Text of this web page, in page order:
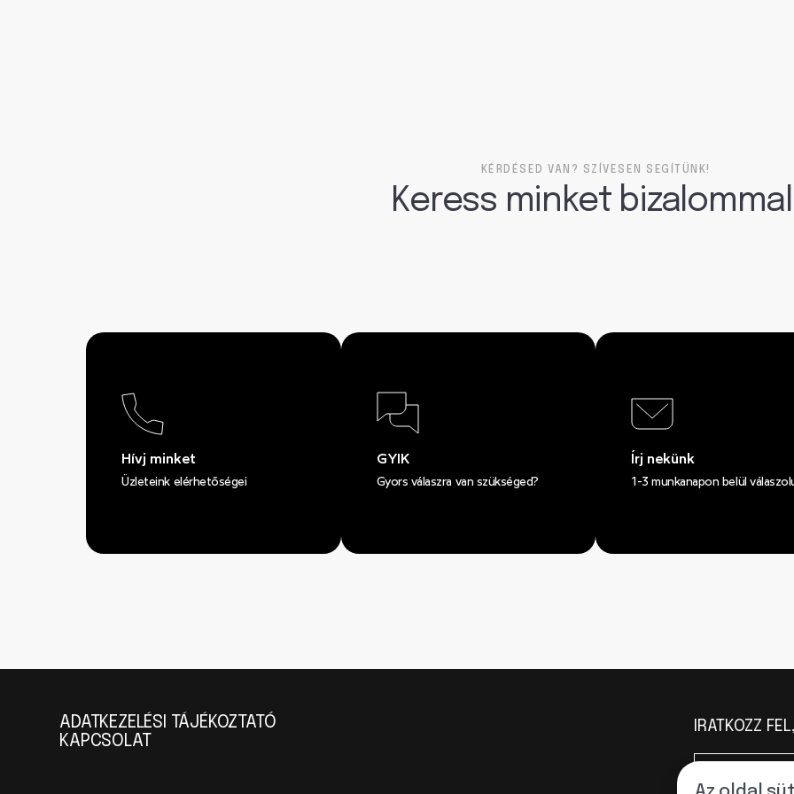
KÉRDÉSED VAN? SZÍVESEN SEGÍTÜNK!
Keress minket
Hívj minket
Üzleteink elérhetőségei
GYIK
Gyors válaszra van szükséged?
Írj nekünk
1-3 munkanapon belül
ADATKEZELÉSI TÁJÉKOZTATÓ
KAPCSOLAT
IRATKOZZ